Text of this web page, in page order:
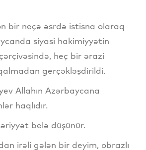
bir neçə əsrdə istisna olaraq
siyasi hakimiyyətin
heç bir ərazi
gerçəkləşdirildi.
Allahın Azərbaycana
haqlıdır.
belə düşünür.
irəli gələn bir deyim, obrazlı